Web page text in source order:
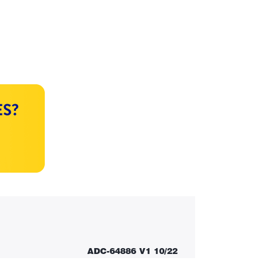
ADC-64886 V1 10/22